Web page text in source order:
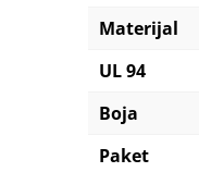
Materijal
UL 94
Boja
Paket